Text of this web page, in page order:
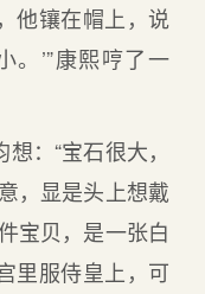
他镶在帽上，说
。’”康熙哼了一
：“宝石很大，
，显是头上想戴
宝贝，是一张白
里服侍皇上，可